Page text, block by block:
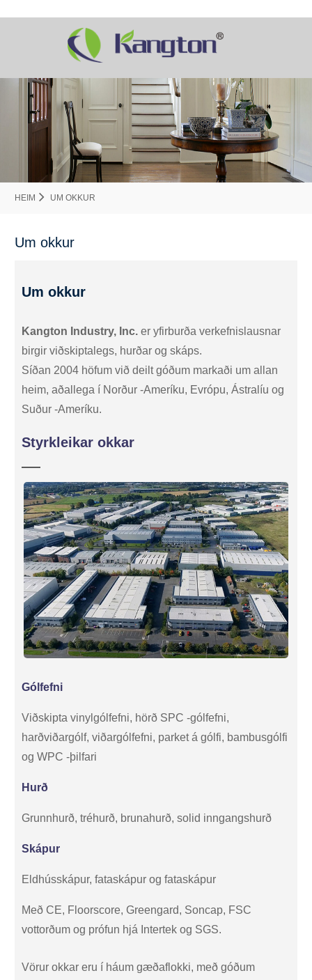
HEIM UM OKKUR
Um okkur
Um okkur
Kangton Industry, Inc. er yfirburða verkefnislausnar
birgir viðskiptalegs, hurðar og skáps.
Síðan 2004 höfum við deilt góðum markaði um allan
heim, aðallega í Norður -Ameríku, Evrópu, Ástralíu og
Suður -Ameríku.
Styrkleikar okkar
Gólfefni
Viðskipta vinylgólfefni, hörð SPC -gólfefni,
harðviðargólf, viðargólfefni, parket á gólfi, bambusgólfi
og WPC -þilfari
Hurð
Grunnhurð, tréhurð, brunahurð, solid inngangshurð
Skápur
Eldhússkápur, fataskápur og fataskápur
Með CE, Floorscore, Greengard, Soncap, FSC
vottorðum og prófun hjá Intertek og SGS.
Vörur okkar eru í háum gæðaflokki, með góðum